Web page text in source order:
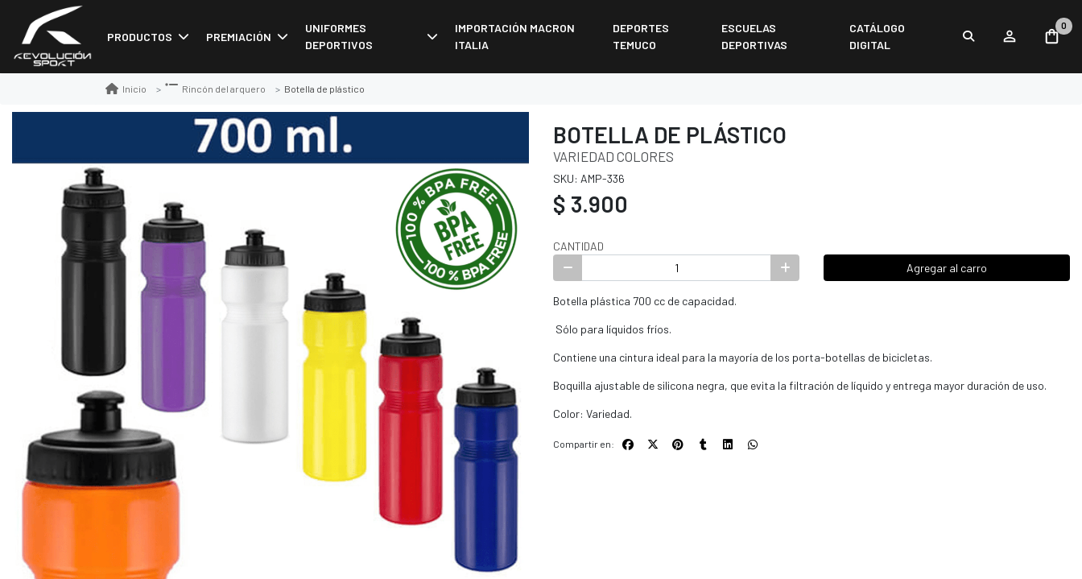
PRODUCTOS PREMIACIÓN
UNIFORMES
DEPORTIVOS
IMPORTACIÓN MACRON
ITALIA
DEPORTES
TEMUCO
ESCUELAS
DEPORTIVAS
CATÁLOGO
DIGITAL
0
Inicio Rincón del arquero Botella de plástico
BOTELLA DE PLÁSTICO
VARIEDAD COLORES
SKU: AMP-336
$ 3.900
CANTIDAD
Agregar al carro
Botella plástica 700 cc de capacidad.
Sólo para líquidos fríos.
Contiene una cintura ideal para la mayoría de los porta-botellas de bicicletas.
Boquilla ajustable de silicona negra, que evita la filtración de líquido y entrega mayor duración de uso.
Color: Variedad.
Compartir en: